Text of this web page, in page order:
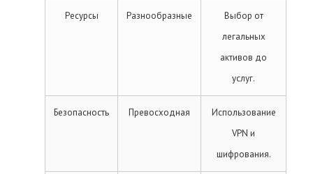
Ресурсы Разнообразные
Выбор от
легальных
активов до
услуг.
Безопасность Превосходная
Использование
VPN и
шифрования.